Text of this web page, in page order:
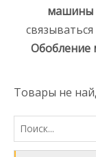
машины
Товары не